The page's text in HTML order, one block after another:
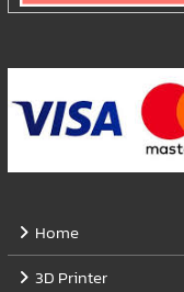
Home
3D Printer